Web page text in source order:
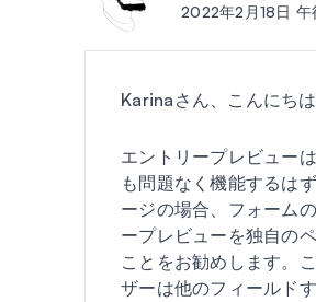
2022年2月18日
Karinaさん、こんにちは
エントリープレビュー
も問題なく機能するは
ージの場合、フォーム
ープレビューを独自の
ことをお勧めします。
ザーは他のフィールド